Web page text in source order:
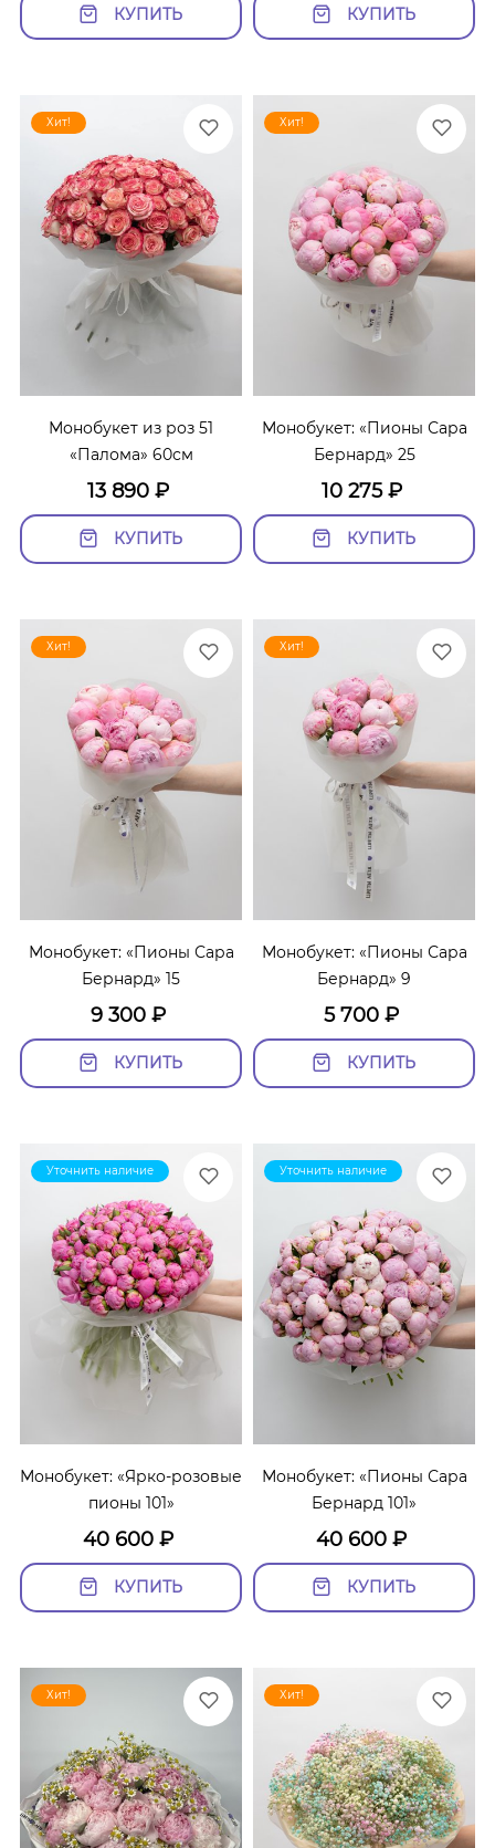
КУПИТЬ КУПИТЬ
Хит!
Монобукет из роз 51
«Палома» 60см
13 890 ₽
КУПИТЬ
Хит!
Монобукет: «Пионы Сара
Бернард» 25
10 275₽
КУПИТЬ
Хит!
Монобукет: «Пионы Сара
Бернард» 15
9 300 ₽
КУПИТЬ
Хит!
Монобукет: «Пионы Сара
Бернард» 9
5 700 ₽
КУПИТЬ
Уточнить наличие
Монобукет: «Ярко-розовые
пионы 101»
40 600 ₽
КУПИТЬ
Уточнить наличие
Монобукет: «Пионы Сара
Бернард 101»
40 600 ₽
КУПИТЬ
Хит! Хит!